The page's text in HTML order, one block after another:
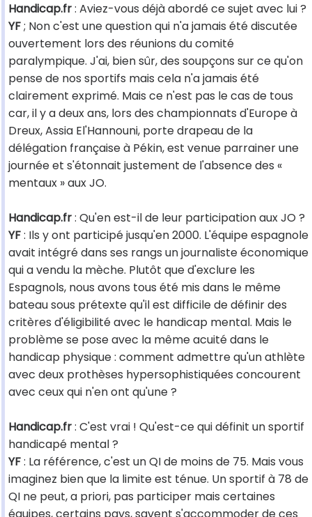
Handicap.fr: Aviez-vous déjà abordé ce sujet avec lui ?
YF; Non c'est une question qui n'a jamais été discutée
ouvertement lors des réunions du comité
paralympique. J'ai, bien sûr, des soupçons sur ce qu'on
pense de nos sportifs mais cela n'a jamais été
clairement exprimé. Mais ce n'est pas le cas de tous
car, il y a deux ans, lors des championnats d'Europe à
Dreux, Assia El'Hannouni, porte drapeau de la
délégation française à Pékin, est venue parrainer une
journée et s'étonnait justement de l'absence des «
mentaux » aux JO.
Handicap.fr: Qu'en est-il de leur participation aux JO ?
YF: Ils y ont participé jusqu'en 2000. L'équipe espagnole
avait intégré dans ses rangs un journaliste économique
qui a vendu la mèche. Plutôt que d'exclure les
Espagnols, nous avons tous été mis dans le même
bateau sous prétexte qu'il est difficile de définir des
critères d'éligibilité avec le handicap mental. Mais le
problème se pose avec la même acuité dans le
handicap physique : comment admettre qu'un athlète
avec deux prothèses hypersophistiquées concourent
avec ceux qui n'en ont qu'une ?
Handicap.fr: C'est vrai ! Qu'est-ce qui définit un sportif
handicapé mental ?
YF: La référence, c'est un QI de moins de 75. Mais vous
imaginez bien que la limite est ténue. Un sportif à 78 de
QI ne peut, a priori, pas participer mais certaines